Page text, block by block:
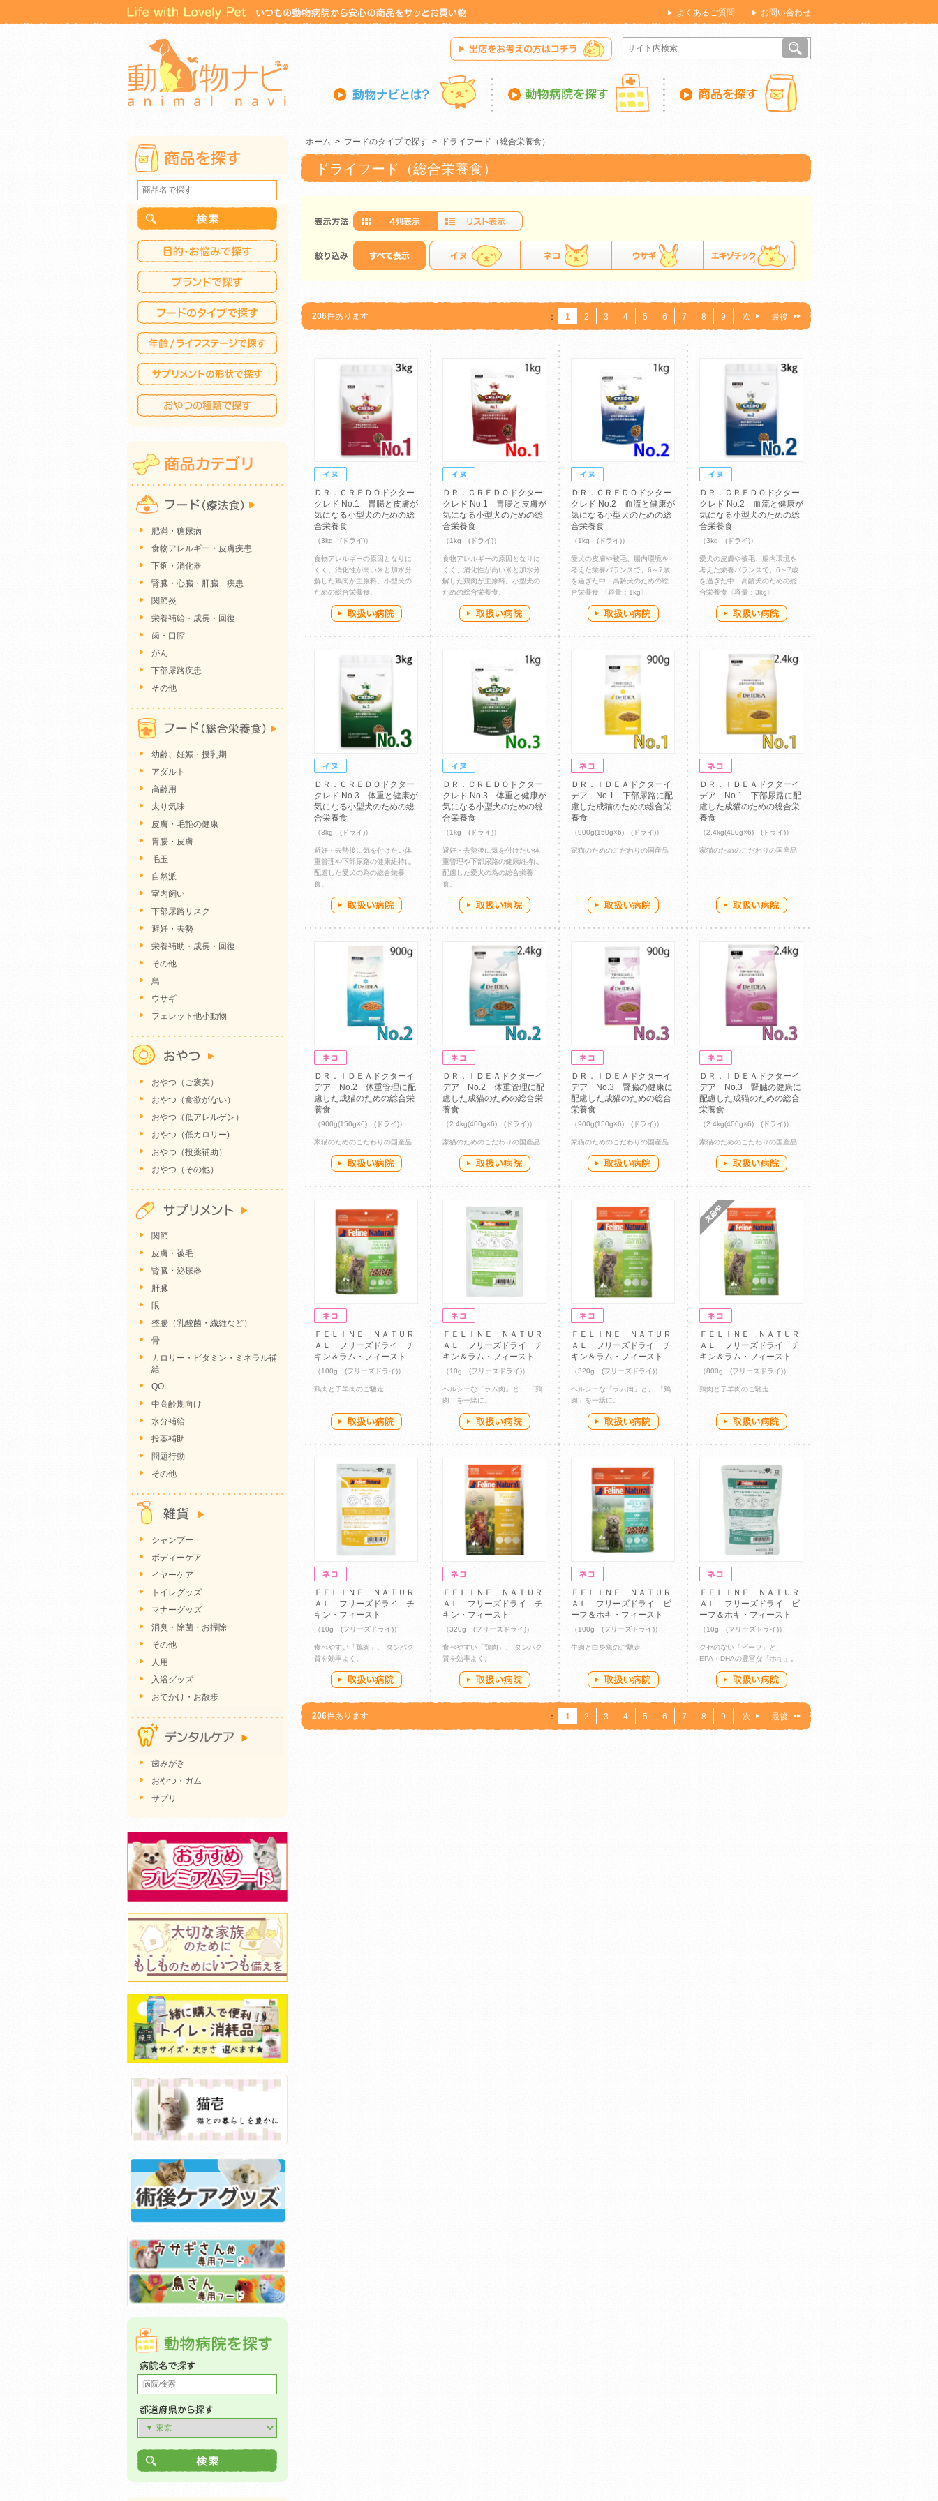
よくあるご質問 お問い合わせ
ホーム > フードのタイプで探す > ドライフード（総合栄養食）
ドライフード（総合栄養食）
206件あります ： 1 2 3 4 5 6 7 8 9 次 最後
ＤＲ．ＣＲＥＤＯドクター
クレド No.1 胃腸と皮膚が
気になる小型犬のための総
合栄養食
（3kg (ドライ)）
食物アレルギーの原因となりに
くく、消化性が高い米と加水分
解した鶏肉が主原料。小型犬の
ための総合栄養食。
ＤＲ．ＣＲＥＤＯドクター
クレド No.1 胃腸と皮膚が
気になる小型犬のための総
合栄養食
（1kg (ドライ)）
食物アレルギーの原因となりに
くく、消化性が高い米と加水分
解した鶏肉が主原料。小型犬の
ための総合栄養食。
ＤＲ．ＣＲＥＤＯドクター
クレド No.2 血流と健康が
気になる小型犬のための総
合栄養食
（1kg (ドライ)）
愛犬の皮膚や被毛、腸内環境を
考えた栄養バランスで、6～7歳
を過ぎた中・高齢犬のための総
合栄養食 〈容量：1kg〉
ＤＲ．ＣＲＥＤＯドクター
クレド No.2 血流と健康が
気になる小型犬のための総
合栄養食
（3kg (ドライ)）
愛犬の皮膚や被毛、腸内環境を
考えた栄養バランスで、6～7歳
を過ぎた中・高齢犬のための総
合栄養食〈容量：3kg〉
ＤＲ．ＣＲＥＤＯドクター
クレド No.3 体重と健康が
気になる小型犬のための総
合栄養食
（3kg (ドライ)）
避妊・去勢後に気を付けたい体
重管理や下部尿路の健康維持に
配慮した愛犬の為の総合栄養
食。
ＤＲ．ＣＲＥＤＯドクター
クレド No.3 体重と健康が
気になる小型犬のための総
合栄養食
（1kg (ドライ)）
避妊・去勢後に気を付けたい体
重管理や下部尿路の健康維持に
配慮した愛犬の為の総合栄養
食。
ＤＲ．ＩＤＥＡドクターイ
デア No.1 下部尿路に配
慮した成猫のための総合栄
養食
（900g(150g×6) (ドライ)）
家猫のためのこだわりの国産品
ＤＲ．ＩＤＥＡドクターイ
デア No.1 下部尿路に配
慮した成猫のための総合栄
養食
（2.4kg(400g×6) (ドライ)）
家猫のためのこだわりの国産品
ＤＲ．ＩＤＥＡドクターイ
デア No.2 体重管理に配
慮した成猫のための総合栄
養食
（900g(150g×6) (ドライ)）
家猫のためのこだわりの国産品
ＤＲ．ＩＤＥＡドクターイ
デア No.2 体重管理に配
慮した成猫のための総合栄
養食
（2.4kg(400g×6) (ドライ)）
家猫のためのこだわりの国産品
ＤＲ．ＩＤＥＡドクターイ
デア No.3 腎臓の健康に
配慮した成猫のための総合
栄養食
（900g(150g×6) (ドライ)）
家猫のためのこだわりの国産品
ＤＲ．ＩＤＥＡドクターイ
デア No.3 腎臓の健康に
配慮した成猫のための総合
栄養食
（2.4kg(400g×6) (ドライ)）
家猫のためのこだわりの国産品
ＦＥＬＩＮＥ ＮＡＴＵＲ
ＡＬ フリーズドライ チ
キン＆ラム・フィースト
（100g (フリーズドライ)）
鶏肉と子羊肉のご馳走
ＦＥＬＩＮＥ ＮＡＴＵＲ
ＡＬ フリーズドライ チ
キン＆ラム・フィースト
（10g (フリーズドライ)）
ヘルシーな「ラム肉」と、 「鶏
肉」を一緒に。
ＦＥＬＩＮＥ ＮＡＴＵＲ
ＡＬ フリーズドライ チ
キン＆ラム・フィースト
（320g (フリーズドライ)）
ヘルシーな「ラム肉」と、 「鶏
肉」を一緒に。
ＦＥＬＩＮＥ ＮＡＴＵＲ
ＡＬ フリーズドライ チ
キン＆ラム・フィースト
（800g (フリーズドライ)）
鶏肉と子羊肉のご馳走
ＦＥＬＩＮＥ ＮＡＴＵＲ
ＡＬ フリーズドライ チ
キン・フィースト
（10g (フリーズドライ)）
食べやすい「鶏肉」。 タンパク
質を効率よく。
ＦＥＬＩＮＥ ＮＡＴＵＲ
ＡＬ フリーズドライ チ
キン・フィースト
（320g (フリーズドライ)）
食べやすい「鶏肉」。 タンパク
質を効率よく。
ＦＥＬＩＮＥ ＮＡＴＵＲ
ＡＬ フリーズドライ ビ
ーフ＆ホキ・フィースト
（100g (フリーズドライ)）
牛肉と白身魚のご馳走
ＦＥＬＩＮＥ ＮＡＴＵＲ
ＡＬ フリーズドライ ビ
ーフ＆ホキ・フィースト
（10g (フリーズドライ)）
クセのない「ビーフ」と、
EPA・DHAの豊富な「ホキ」。
206件あります ： 1 2 3 4 5 6 7 8 9 次 最後
肥満・糖尿病
食物アレルギー・皮膚疾患
下痢・消化器
腎臓・心臓・肝臓 疾患
関節炎
栄養補給・成長・回復
歯・口腔
がん
下部尿路疾患
その他
幼齢、妊娠・授乳期
アダルト
高齢用
太り気味
皮膚・毛艶の健康
胃腸・皮膚
毛玉
自然派
室内飼い
下部尿路リスク
避妊・去勢
栄養補助・成長・回復
その他
鳥
ウサギ
フェレット他小動物
おやつ（ご褒美）
おやつ（食欲がない）
おやつ（低アレルゲン）
おやつ（低カロリー)
おやつ（投薬補助）
おやつ（その他）
関節
皮膚・被毛
腎臓・泌尿器
肝臓
眼
整腸（乳酸菌・繊維など）
骨
カロリー・ビタミン・ミネラル補
給
QOL
中高齢期向け
水分補給
投薬補助
問題行動
その他
シャンプー
ボディーケア
イヤーケア
トイレグッズ
マナーグッズ
消臭・除菌・お掃除
その他
人用
入浴グッズ
おでかけ・お散歩
歯みがき
おやつ・ガム
サプリ